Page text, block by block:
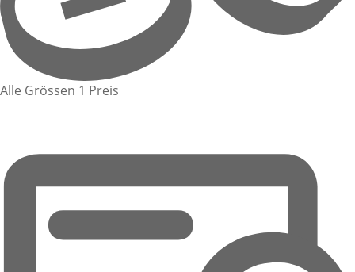
Alle Grössen 1 Preis